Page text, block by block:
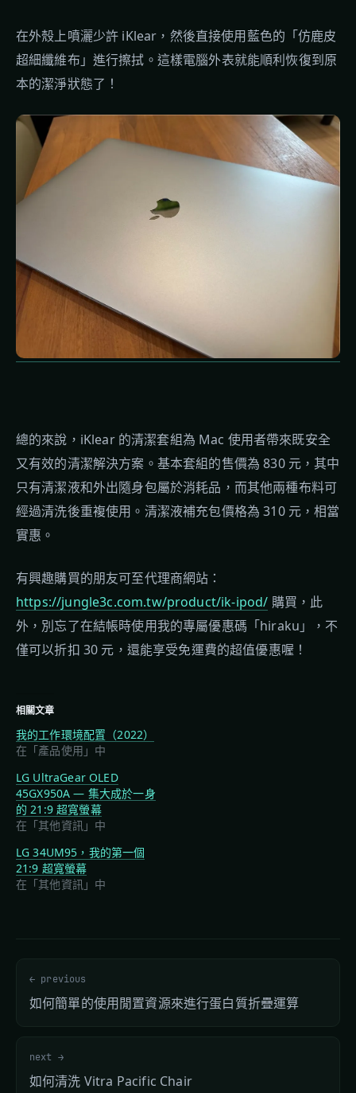
在外殼上噴灑少許 iKlear，然後直接使用藍色的「仿鹿皮
超細纖維布」進行擦拭。這樣電腦外表就能順利恢復到原
本的潔淨狀態了！
總的來說，iKlear 的清潔套組為 Mac 使用者帶來既安全
又有效的清潔解決方案。基本套組的售價為 830 元，其中
只有清潔液和外出隨身包屬於消耗品，而其他兩種布料可
經過清洗後重複使用。清潔液補充包價格為 310 元，相當
實惠。
有興趣購買的朋友可至代理商網站：
https://jungle3c.com.tw/product/ik-ipod/ 購買，此
外，別忘了在結帳時使用我的專屬優惠碼「hiraku」，不
僅可以折扣 30 元，還能享受免運費的超值優惠喔！
相關文章
我的工作環境配置（2022）
在「產品使用」中
LG UltraGear OLED
45GX950A — 集大成於一身
的 21:9 超寬螢幕
在「其他資訊」中
LG 34UM95，我的第一個
21:9 超寬螢幕
在「其他資訊」中
← previous
如何簡單的使用閒置資源來進行蛋白質折疊運算
next →
如何清洗 Vitra Pacific Chair